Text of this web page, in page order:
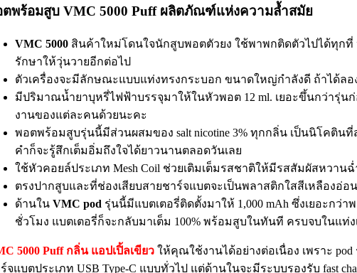
ตพร้อมสูบ VMC 5000 Puff ผลิตภัณฑ์แห่งความล้ำสมัย
VMC 5000 สินค้าใหม่โดนใจนักสูบพอตตัวยง ใช้พาพกติดตัวไปได้ทุก
รักษาให้วุ่นวายอีกต่อไป
ตัวเครื่องจะมีลักษณะแบบแท่งทรงกระบอก ขนาดใหญ่กำลังดี ถ้าได้ลอ
มีปริมาณน้ำยาบุหรี่ไฟฟ้าบรรจุมาให้ในหัวพอต 12 ml. เยอะขึ้นกว่ารุ่น
งานของแต่ละคนด้วยนะคะ
พอตพร้อมสูบรุ่นนี้มีส่วนผสมของ salt nicotine 3% ทุกกลิ่น เป็นนิโคติ
คำก็จะรู้สึกเต็มอิ่มถึงใจได้ยาวนานตลอดวันเลย
ใช้หัวคอยล์ประเภท Mesh Coil ช่วยเติมเต็มรสชาติให้มีรสสัมผัสหว
ตรงปากสูบและที่ช่องเสียบสายชาร์จแบตจะเป็นพลาสติกใสสีเหลือง
ด้านในVMC pod รุ่นนี้มีแบตเตอรี่ติดตั้งมาให้ 1,000 mAh ซึ่งเยอะกว่า
ชั่วโมง แบตเตอรี่ก็จะกลับมาเต็ม 100% พร้อมสูบในทันที ครบจบในแท่ง
5000 Puff กลิ่น แอปเปิ้ลเขียว ให้คุณใช้งานได้อย่างต่อเนื่อง เพราะ
จแบตประเภท USB Type-C แบบทั่วไป แต่ด้านในจะมีระบบรองรับ fast